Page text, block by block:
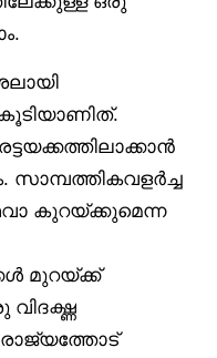
കുറയ്ക്കുമെന്ന
മുറയ്ക്ക്